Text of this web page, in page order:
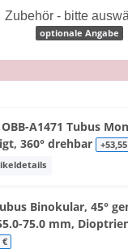
Zubehör - bitte
optionale Angabe
A1471 Tubus
360° drehbar
Binokular, 45°
75.0 mm,
€